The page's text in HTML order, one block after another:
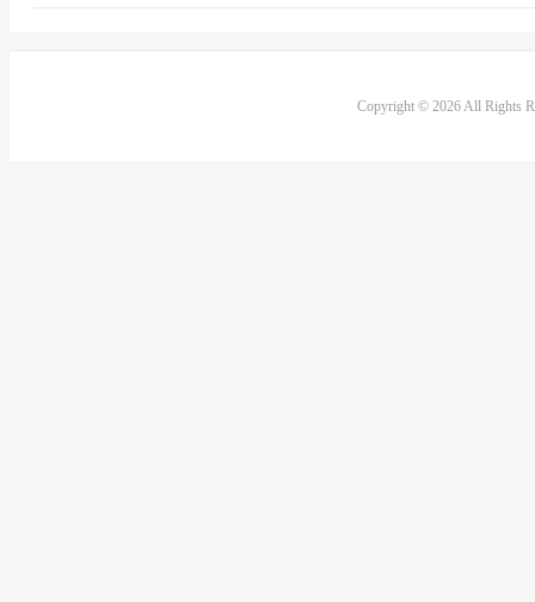
Copyright © 2026 All Rights